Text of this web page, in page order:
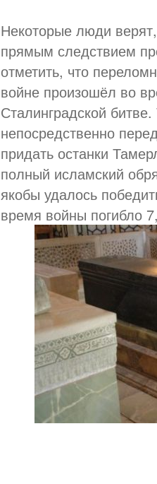
Некоторые люди
прямым следствием
отметить, что
войне произошёл во
Сталинградской
непосредственно
придать останки
полный исламский
якобы удалось
время войны погибло